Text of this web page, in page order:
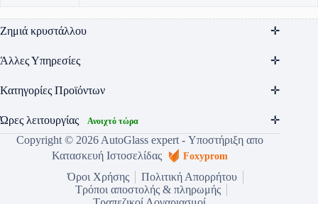
Ζημιά κρυστάλλου
Άλλες Υπηρεσίες
Κατηγορίες Προϊόντων
Ώρες λειτουργίας Ανοιχτό τώρα
Copyright © 2026 AutoGlass expert - Υποστήριξη απο
Κατασκευή Ιστοσελίδας
Foxyprom
Όροι Χρήσης
Πολιτική Απορρήτου
Τρόποι αποστολής & πληρωμής